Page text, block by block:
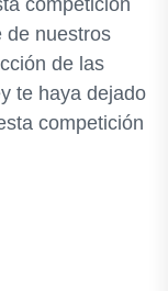
competición
de nuestros
de las
te haya dejado
competición